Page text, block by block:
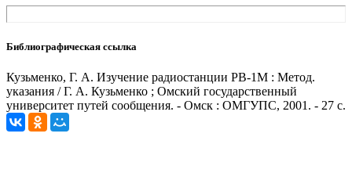
Библиографическая ссылка
Кузьменко, Г. А. Изучение радиостанции РВ-1М : Метод.
указания / Г. А. Кузьменко ; Омский государственный
университет путей сообщения. - Омск : ОМГУПС, 2001. - 27 с.